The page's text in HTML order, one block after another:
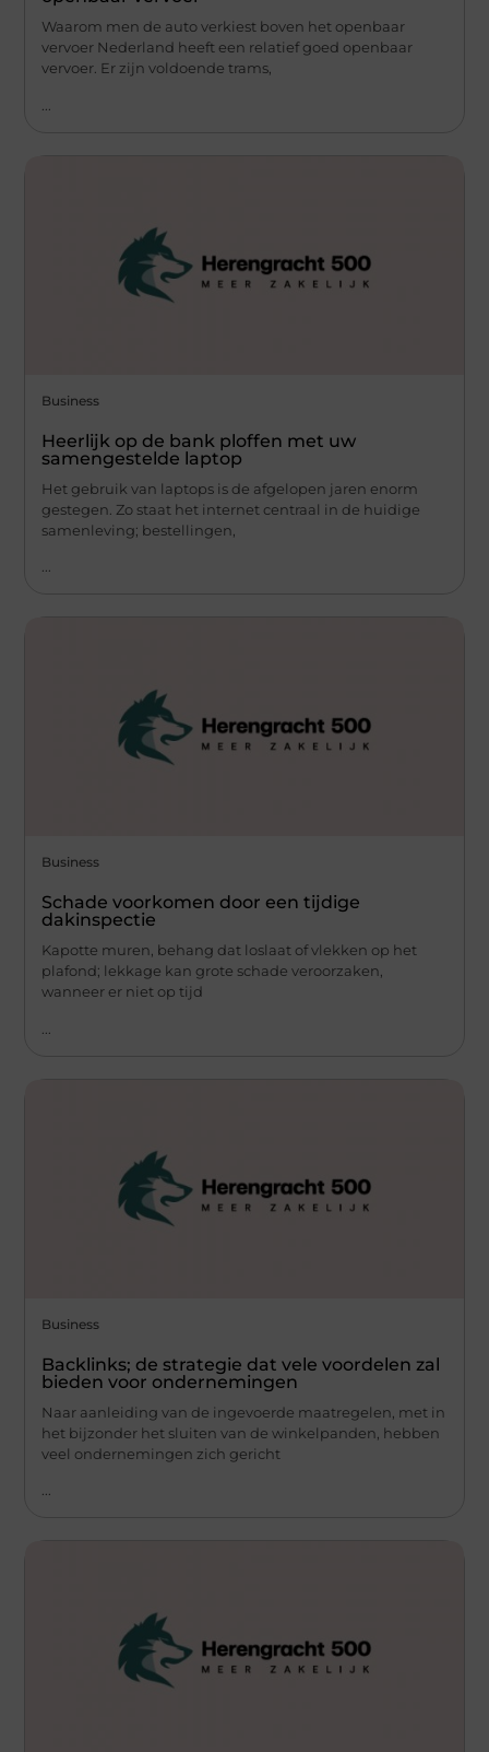
Waarom men de auto verkiest boven het openbaar
vervoer Nederland heeft een relatief goed openbaar
vervoer. Er zijn voldoende trams,
Business
Heerlijk op de bank ploffen met uw
samengestelde laptop
Het gebruik van laptops is de afgelopen jaren enorm
gestegen. Zo staat het internet centraal in de huidige
samenleving; bestellingen,
Business
Schade voorkomen door een tijdige
dakinspectie
Kapotte muren, behang dat loslaat of vlekken op het
plafond; lekkage kan grote schade veroorzaken,
wanneer er niet op tijd
Business
Backlinks; de strategie dat vele voordelen zal
bieden voor ondernemingen
Naar aanleiding van de ingevoerde maatregelen, met in
het bijzonder het sluiten van de winkelpanden, hebben
veel ondernemingen zich gericht